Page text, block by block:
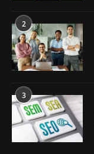
2
3